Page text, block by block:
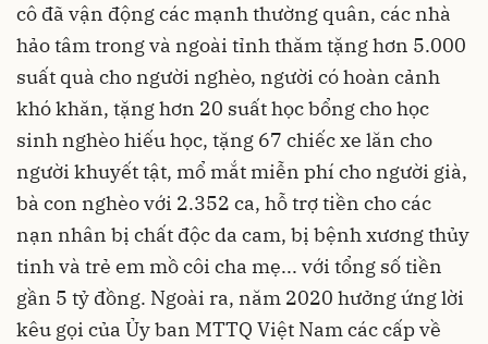
cô đã vận động các mạnh thường quân, các nhà
hảo tâm trong và ngoài tỉnh thăm tặng hơn 5.000
suất quà cho người nghèo, người có hoàn cảnh
khó khăn, tặng hơn 20 suất học bổng cho học
sinh nghèo hiếu học, tặng 67 chiếc xe lăn cho
người khuyết tật, mổ mắt miễn phí cho người già,
bà con nghèo với 2.352 ca, hỗ trợ tiền cho các
nạn nhân bị chất độc da cam, bị bệnh xương thủy
tinh và trẻ em mồ côi cha mẹ... với tổng số tiền
gần 5 tỷ đồng. Ngoài ra, năm 2020 hưởng ứng lời
kêu gọi của Ủy ban MTTQ Việt Nam các cấp về